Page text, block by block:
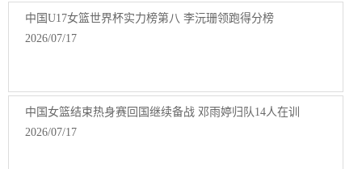
中国U17女篮世界杯实力榜第八 李沅珊领跑得分榜
2026/07/17
中国女篮结束热身赛回国继续备战 邓雨婷归队14人在训
2026/07/17